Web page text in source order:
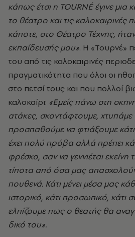
κάπως έτσι η TOURNÉ έγινε μια
το θέατρο και τις καλοκαιρινές
κάποτε, στο Θέατρο Τέχνης,
εκπαίδευσής μου». Η «Τουρνέ»
του από τις καλοκαιρινές
πραγματικότητα που όλοι οι
στο πετσί τους και που πολλοί
καλοκαίρι: «Εμείς πάνω στη
ατάκες, σκοντάφτουμε, χτυπάμε
προσπαθούμε να φτιάξουμε
έχει πολύ πρόβα αλλά πρέπει
φρέσκο, σαν να γεννιέται εκείνη
τίποτα από όσα μας
πουθενά. Κάτι μένει μέσα μας
ιστορικό, κάτι προσωπικό, κάτι
ελπίζουμε πως ο θεατής θα
δικό του».